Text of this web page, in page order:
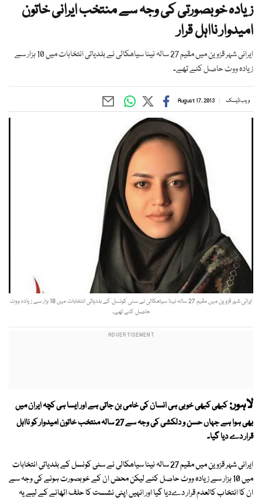
زیادہ خوبصورتی کی وجہ سے منتخب ایرانی خاتون
امیدوار نااہل قرار
ایرانی شہر قزوین میں مقیم 27 سالہ نینا سیاھکالی نے بلدیاتی انتخابات میں 10 ہزار سے
زیادہ ووٹ حاصل کئے تھے۔
ویب ڈیسک August 17, 2013
ایرانی شہر قزوین میں مقیم 27 سالہ نینا سیاھکالی نے سٹی کونسل کے بلدیاتی انتخابات میں 10 ہزار سے زیادہ ووٹ
حاصل کئے تھے۔
لاہور:کبھی کبھی خوبی ہی انسان کی خامی بن جاتی ہے اور ایسا ہی کچہ ایران میں
بھی ہوا ہے جہاں حسن و دلکشی کی وجہ سے 27 سالہ منتخب خاتون امیدوار کو نااہل
قرار دے دیا گیا۔
ایرانی شہر قزوین میں مقیم 27 سالہ نینا سیاھکالی نے سٹی کونسل کے بلدیاتی انتخابات
میں 10 ہزار سے زیادہ ووٹ حاصل کئے لیکن محض ان کے خوبصورت ہونے کی وجہ سے
ان کا انتخاب کالعدم قرار دےدیا گیا اور انہیں اپنی نشست کا حلف اٹھانے کے لیے یہ